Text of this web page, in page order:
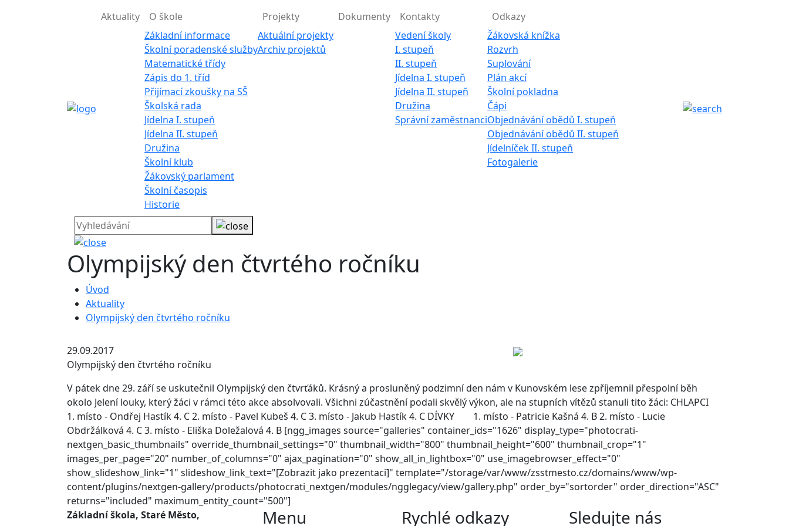
Aktuality
O škole
Základní informace
Školní poradenské služby
Matematické třídy
Zápis do 1. tříd
Přijímací zkoušky na SŠ
Školská rada
Jídelna I. stupeň
Jídelna II. stupeň
Družina
Školní klub
Žákovský parlament
Školní časopis
Historie
Projekty
Aktuální projekty
Archiv projektů
Dokumenty
Kontakty
Vedení školy
I. stupeň
II. stupeň
Jídelna I. stupeň
Jídelna II. stupeň
Družina
Správní zaměstnanci
Odkazy
Žákovská knížka
Rozvrh
Suplování
Plán akcí
Školní pokladna
Čápi
Objednávání obědů I. stupeň
Objednávání obědů II. stupeň
Jídelníček II. stupeň
Fotogalerie
Olympijský den čtvrtého ročníku
Úvod
Aktuality
Olympijský den čtvrtého ročníku
29.09.2017
Olympijský den čtvrtého ročníku
V pátek dne 29. září se uskutečnil Olympijský den čtvrťáků. Krásný a prosluněný podzimní den nám v Kunovském lese zpříjemnil přespolní běh
okolo Jelení louky, který žáci v rámci této akce absolvovali. Všichni zúčastnění podali skvělý výkon, ale na stupních vítězů stanuli tito žáci: CHLAPCI
1. místo - Ondřej Hastík 4. C 2. místo - Pavel Kubeš 4. C 3. místo - Jakub Hastík 4. C DÍVKY 1. místo - Patricie Kašná 4. B 2. místo - Lucie
Obdržálková 4. C 3. místo - Eliška Doležalová 4. B [ngg_images source="galleries" container_ids="1626" display_type="photocrati-
nextgen_basic_thumbnails" override_thumbnail_settings="0" thumbnail_width="800" thumbnail_height="600" thumbnail_crop="1"
images_per_page="20" number_of_columns="0" ajax_pagination="0" show_all_in_lightbox="0" use_imagebrowser_effect="0"
show_slideshow_link="1" slideshow_link_text="[Zobrazit jako prezentaci]" template="/storage/var/www/zsstmesto.cz/domains/www/wp-
content/plugins/nextgen-gallery/products/photocrati_nextgen/modules/ngglegacy/view/gallery.php" order_by="sortorder" order_direction="ASC"
returns="included" maximum_entity_count="500"]
Základní škola, Staré Město,
Menu Rychlé odkazy Sledujte nás